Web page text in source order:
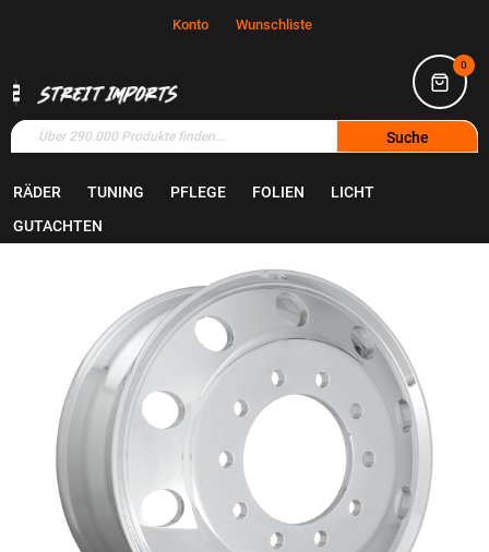
Konto Wunschliste
0
Suche
RÄDER TUNING PFLEGE FOLIEN
LICHT
GUTACHTEN
Zum
Ende